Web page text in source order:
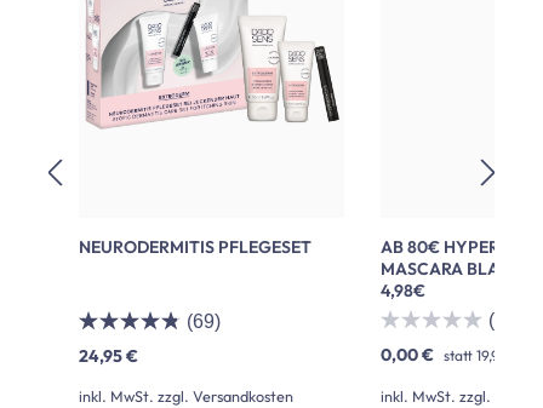
NEURODERMITIS PFLEGESET
(69)
24,95 €
inkl. MwSt. zzgl. Versandkosten
AB 80€
MASCARA BLACK
4,98€
(0)
0,00 € statt 19,95 €
inkl. MwSt. zzgl.